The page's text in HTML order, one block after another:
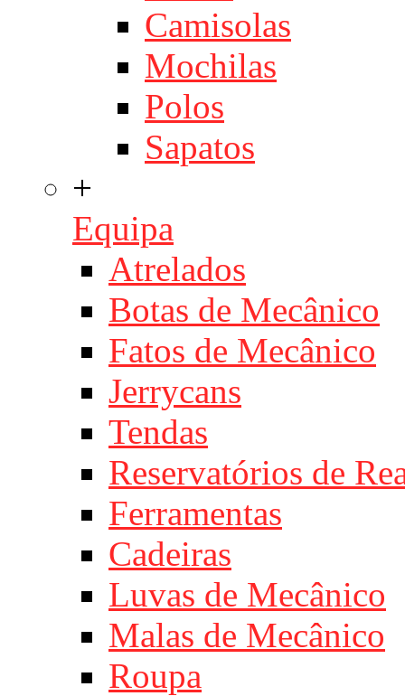
Camisolas
Mochilas
Polos
Sapatos
+
Equipa
Atrelados
Botas de Mecânico
Fatos de Mecânico
Jerrycans
Tendas
Reservatórios de
Ferramentas
Cadeiras
Luvas de Mecânico
Malas de Mecânico
Roupa